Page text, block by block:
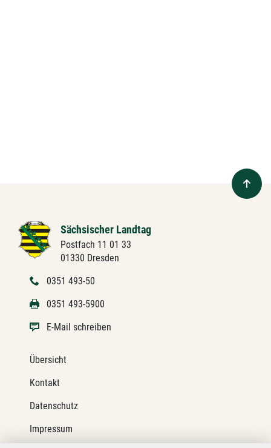
Sächsischer Landtag
Postfach 11 01 33
01330 Dresden
0351 493-50
0351 493-5900
E-Mail schreiben
Übersicht
Kontakt
Datenschutz
Impressum